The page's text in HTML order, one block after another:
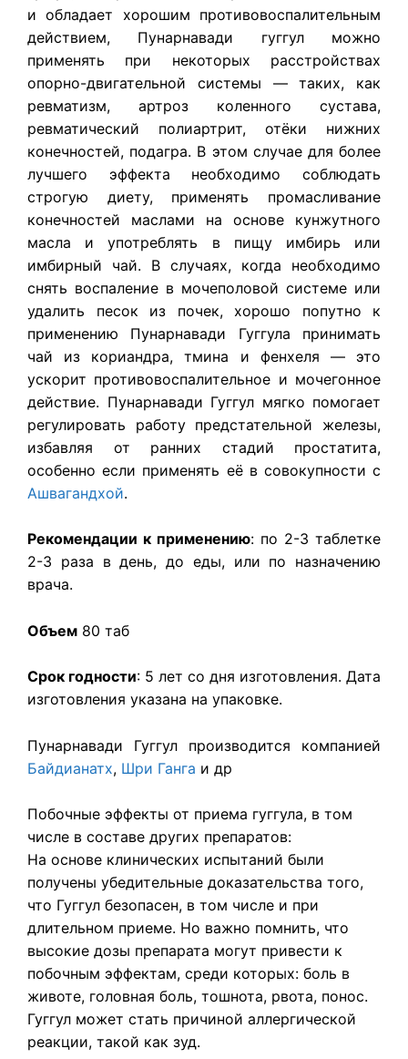
и обладает хорошим противовоспалительным
действием, Пунарнавади гуггул можно
применять при некоторых расстройствах
опорно-двигательной системы — таких, как
ревматизм, артроз коленного сустава,
ревматический полиартрит, отёки нижних
конечностей, подагра. В этом случае для более
лучшего эффекта необходимо соблюдать
строгую диету, применять промасливание
конечностей маслами на основе кунжутного
масла и употреблять в пищу имбирь или
имбирный чай. В случаях, когда необходимо
снять воспаление в мочеполовой системе или
удалить песок из почек, хорошо попутно к
применению Пунарнавади Гуггула принимать
чай из кориандра, тмина и фенхеля — это
ускорит противовоспалительное и мочегонное
действие. Пунарнавади Гуггул мягко помогает
регулировать работу предстательной железы,
избавляя от ранних стадий простатита,
особенно если применять её в совокупности с
Ашвагандхой.
Рекомендации к применению: по 2-3 таблетке
2-3 раза в день, до еды, или по назначению
врача.
Объем 80 таб
Срок годности: 5 лет со дня изготовления. Дата
изготовления указана на упаковке.
Пунарнавади Гуггул производится компанией
Байдианатх, Шри Ганга и др
Побочные эффекты от приема гуггула, в том
числе в составе других препаратов:
На основе клинических испытаний были
получены убедительные доказательства того,
что Гуггул безопасен, в том числе и при
длительном приеме. Но важно помнить, что
высокие дозы препарата могут привести к
побочным эффектам, среди которых: боль в
животе, головная боль, тошнота, рвота, понос.
Гуггул может стать причиной аллергической
реакции, такой как зуд.